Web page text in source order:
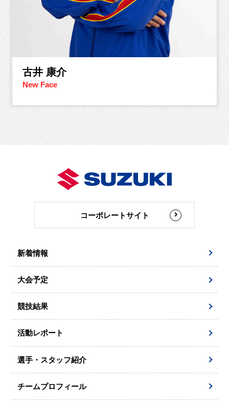
古井 康介
New Face
コーポレートサイト
新着情報
大会予定
競技結果
活動レポート
選手・スタッフ紹介
チームプロフィール